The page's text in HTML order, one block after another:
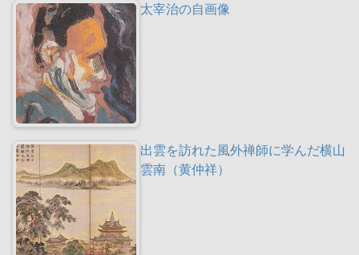
太宰治の自画像
出雲を訪れた風外禅師に学んだ横山
雲南（黄仲祥）